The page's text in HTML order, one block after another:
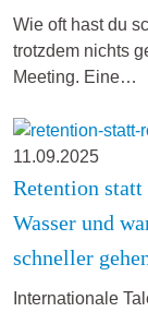
Wie oft hast du
trotzdem nichts
Meeting. Eine…
11.09.2025
Retention
Wasser und
schneller
Internationale